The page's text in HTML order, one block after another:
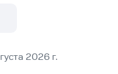
2026 г.